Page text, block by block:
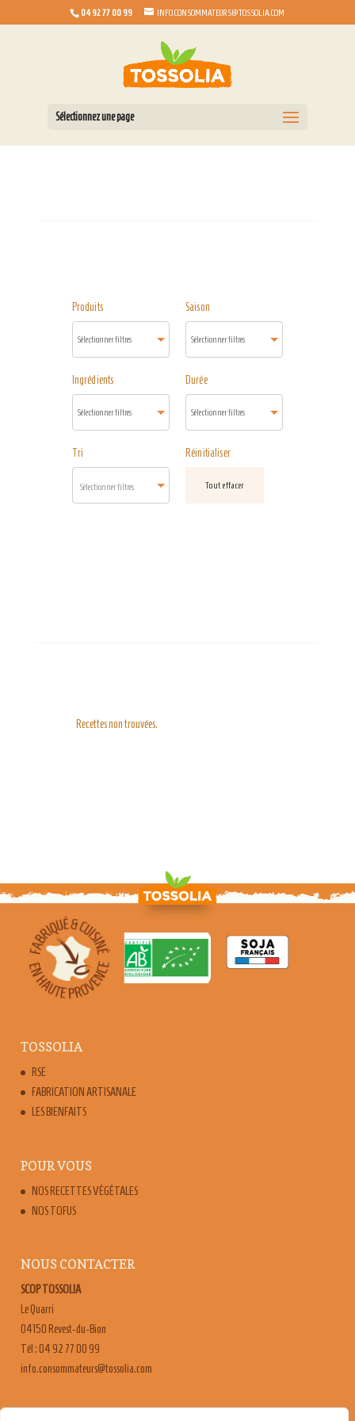
04 92 77 00 99 INFO.CONSOMMATEURS@TOSSOLIA.COM
Sélectionnez une page
Produits Saison
Ingrédients Durée
Tri
Sélectionner filtres
Réinitialiser
Tout effacer
Recettes non trouvées.
TOSSOLIA
RSE
FABRICATION ARTISANALE
LES BIENFAITS
POUR VOUS
NOS RECETTES VÉGÉTALES
NOS TOFUS
NOUS CONTACTER
SCOP TOSSOLIA
Le Quarri
04150 Revest-du-Bion
Tél : 04 92 77 00 99
moc.ailossot@sruetammosnoc.ofni